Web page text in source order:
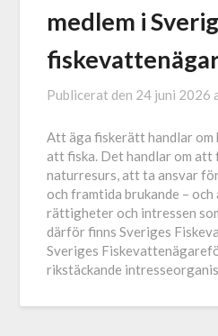
medlem i
Publicerat den 24 juni 2026
Att äga fiskerätt handlar
att fiska. Det handlar om
naturresurs, att ta ansvar
och framtida brukande –
rättigheter och intressen
därför finns Sveriges
Sveriges
rikstäckande